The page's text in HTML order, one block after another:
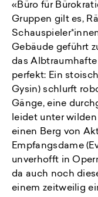
«Büro für
Gruppen gilt es,
Gebäude geführt
das
perfekt: Ein
Gysin) schlurft
Gänge, eine
leidet unter
einen Berg von
Empfangsdame
unverhofft in
da auch noch
einem zeitweilig